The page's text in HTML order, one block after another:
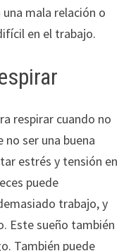
mala relación o
en el trabajo.
respirar cuando no
no ser una buena
estrés y tensión en
puede
trabajo, y
Este sueño también
También puede